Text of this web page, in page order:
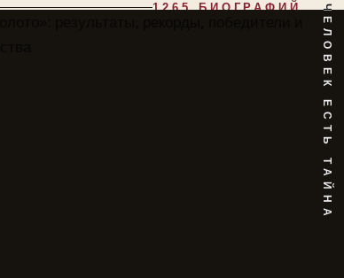
1265 БИОГРАФИЙ ЧЕЛОВЕК ЕСТЬ ТАЙНА